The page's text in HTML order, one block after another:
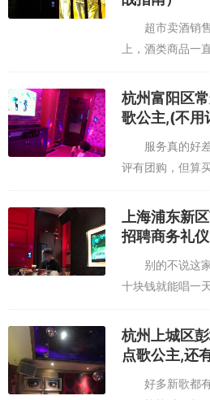
超市卖酒销售
上，酒类商品一
的红酒到日常的
推销这些商品，
必须掌握的技能
杭州富阳区
歌公主,(不用
服务真的好差
评有团购，但算
现场团购！！难
么？和他们理论
好差了，脸都板
上海浦东新
招聘商务礼
别的不说这家
十块钱就能唱一
订～歌不新也不
果很一般能听得
的路上都能听见
杭州上城区
点歌公主,还
好多新歌都有